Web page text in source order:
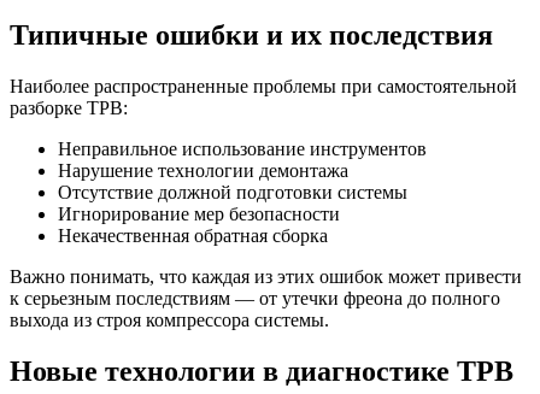
Типичные ошибки и их последствия
Наиболее распространенные проблемы при самостоятельной
разборке ТРВ:
Неправильное использование инструментов
Нарушение технологии демонтажа
Отсутствие должной подготовки системы
Игнорирование мер безопасности
Некачественная обратная сборка
Важно понимать, что каждая из этих ошибок может привести
к серьезным последствиям — от утечки фреона до полного
выхода из строя компрессора системы.
Новые технологии в диагностике ТРВ